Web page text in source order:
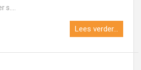
Lees verder...